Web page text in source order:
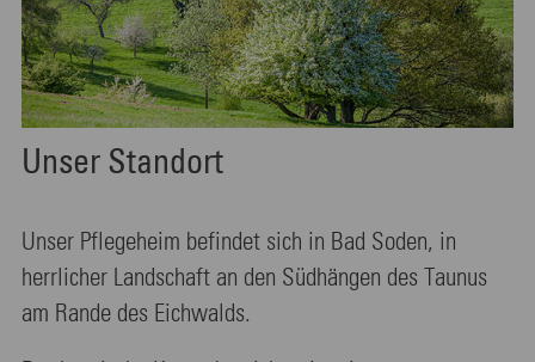
Unser Standort
Unser Pflegeheim befindet sich in Bad Soden, in
herrlicher Landschaft an den Südhängen des Taunus
am Rande des Eichwalds.